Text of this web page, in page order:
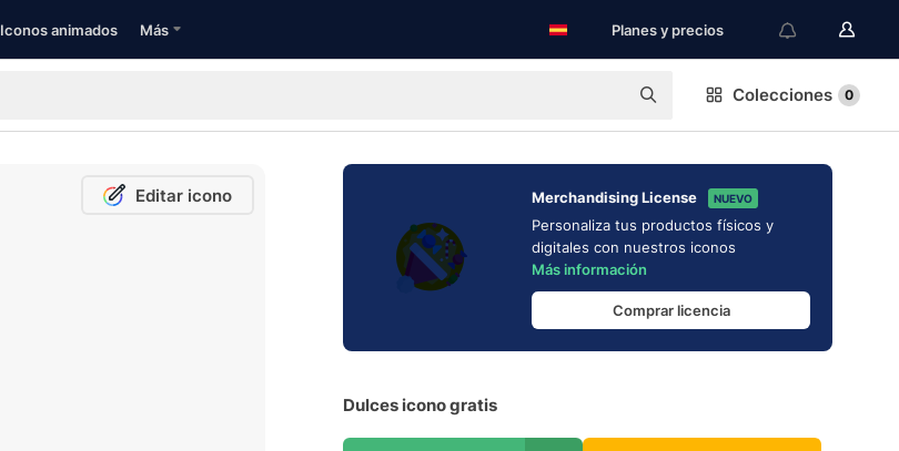
Iconos animados Más Planes y precios
Colecciones 0
Editar icono Merchandising License NUEVO
Personaliza tus productos físicos y
digitales con nuestros iconos
Más información
Comprar licencia
Dulces icono gratis